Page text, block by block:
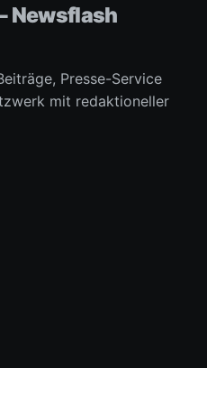
Newsflash
Presse-Service
mit redaktioneller